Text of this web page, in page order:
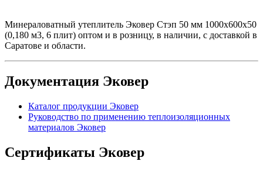
Минераловатный утеплитель Эковер Стэп 50 мм 1000х600х50
(0,180 м3, 6 плит) оптом и в розницу, в наличии, с доставкой в
Саратове и области.
Документация Эковер
Каталог продукции Эковер
Руководство по применению теплоизоляционных
материалов Эковер
Сертификаты Эковер